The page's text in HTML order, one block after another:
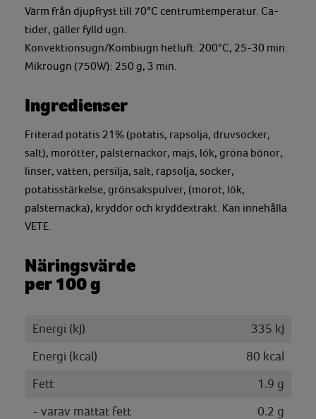
Värm från djupfryst till 70°C centrumtemperatur. Ca-
tider, gäller fylld ugn.
Konvektionsugn/Kombiugn hetluft: 200°C, 25-30 min.
Mikrougn (750W): 250 g, 3 min.
Ingredienser
Friterad potatis 21% (potatis, rapsolja, druvsocker,
salt), morötter, palsternackor, majs, lök, gröna bönor,
linser, vatten, persilja, salt, rapsolja, socker,
potatisstärkelse, grönsakspulver, (morot, lök,
palsternacka), kryddor och kryddextrakt. Kan innehålla
VETE.
Näringsvärde
per 100 g
Energi (kJ)
335 kJ
Energi (kcal)
80 kcal
Fett
1.9 g
- varav mättat fett
0.2 g